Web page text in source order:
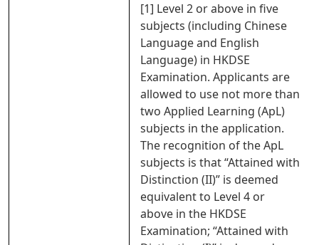
[1] Level 2 or above in five
subjects (including Chinese
Language and English
Language) in HKDSE
Examination. Applicants are
allowed to use not more than
two Applied Learning (ApL)
subjects in the application.
The recognition of the ApL
subjects is that “Attained with
Distinction (II)” is deemed
equivalent to Level 4 or
above in the HKDSE
Examination; “Attained with